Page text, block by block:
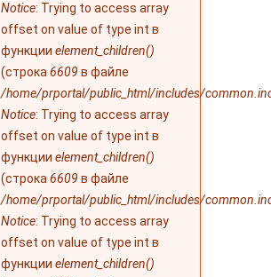
Notice: Trying to access array
offset on value of type int в
функции element_children()
(строка 6609 в файле
/home/prportal/public_html/includes/
Notice: Trying to access array
offset on value of type int в
функции element_children()
(строка 6609 в файле
/home/prportal/public_html/includes/
Notice: Trying to access array
offset on value of type int в
функции element_children()